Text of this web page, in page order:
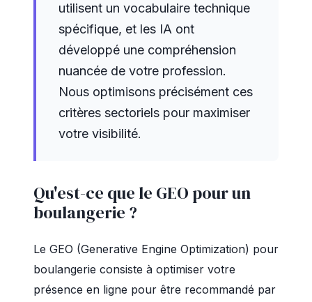
utilisent un vocabulaire technique
spécifique, et les IA ont
développé une compréhension
nuancée de votre profession.
Nous optimisons précisément ces
critères sectoriels pour maximiser
votre visibilité.
Qu'est-ce que le GEO pour un
boulangerie ?
Le GEO (Generative Engine Optimization) pour
boulangerie consiste à optimiser votre
présence en ligne pour être recommandé par